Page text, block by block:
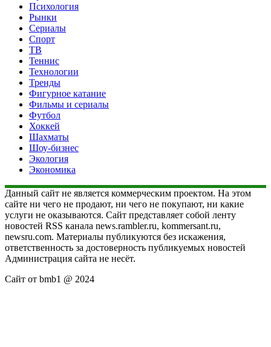
Психология
Рынки
Сериалы
Спорт
ТВ
Теннис
Технологии
Тренды
Фигурное катание
Фильмы и сериалы
Футбол
Хоккей
Шахматы
Шоу-бизнес
Экология
Экономика
Данный сайт не является коммерческим проектом. На этом
сайте ни чего не продают, ни чего не покупают, ни какие
услуги не оказываются. Сайт представляет собой ленту
новостей RSS канала news.rambler.ru, kommersant.ru,
newsru.com. Материалы публикуются без искажения,
ответственность за достоверность публикуемых новостей
Администрация сайта не несёт.
Сайт от bmb1 @ 2024